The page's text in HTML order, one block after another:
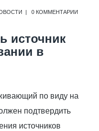
0 КОММЕНТАРИИ
источник
в
по виду на
подтвердить
источников